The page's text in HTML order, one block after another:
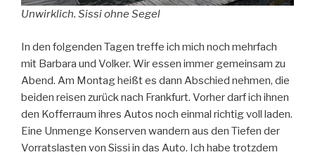
Unwirklich. Sissi ohne Segel
In den folgenden Tagen treffe ich mich noch mehrfach
mit Barbara und Volker. Wir essen immer gemeinsam zu
Abend. Am Montag heißt es dann Abschied nehmen, die
beiden reisen zurück nach Frankfurt. Vorher darf ich ihnen
den Kofferraum ihres Autos noch einmal richtig voll laden.
Eine Unmenge Konserven wandern aus den Tiefen der
Vorratslasten von Sissi in das Auto. Ich habe trotzdem